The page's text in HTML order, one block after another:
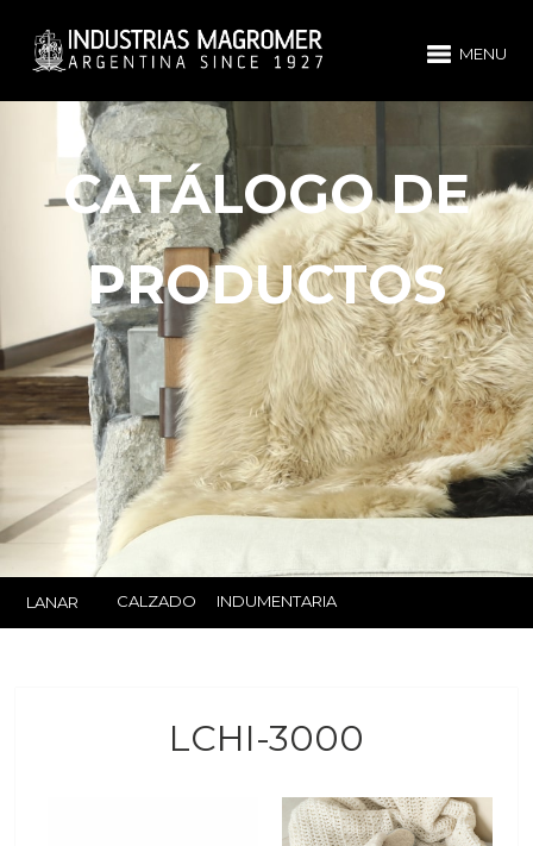
MENU
CATÁLOGO DE
PRODUCTOS
LANAR CALZADO INDUMENTARIA
LCHI-3000